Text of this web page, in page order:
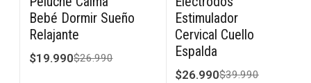
Bebé Dormir Sueño
Relajante
$19.990$26.990
Estimulador
Cervical Cuello
Espalda
$26.990$39.990